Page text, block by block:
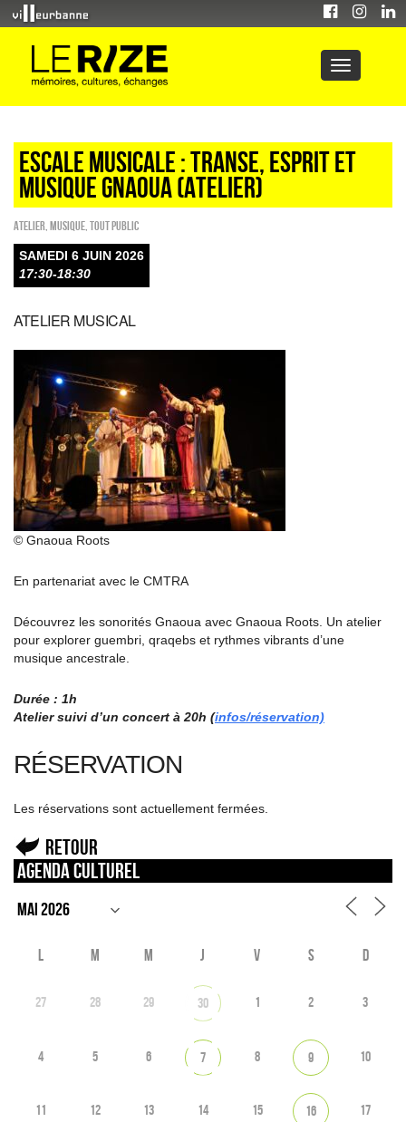
ESCALE MUSICALE : TRANSE, ESPRIT ET
MUSIQUE GNAOUA (atelier)
Atelier Musique Tout public
SAMEDI 6 JUIN 2026
17:30-18:30
ATELIER MUSICAL
© Gnaoua Roots
En partenariat avec le CMTRA
Découvrez les sonorités Gnaoua avec Gnaoua Roots. Un atelier
pour explorer guembri, qraqebs et rythmes vibrants d’une
musique ancestrale.
Durée : 1h
Atelier suivi d’un concert à 20h (infos/réservation)
RÉSERVATION
Les réservations sont actuellement fermées.
Retour
Agenda culturel
L M M J V S D
27 28 29 30 1 2 3
4 5 6 7 8 9 10
11 12 13 14 15 16 17